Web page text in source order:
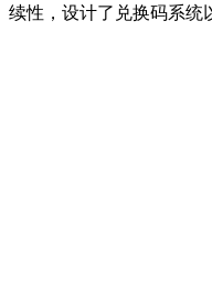
续性，设计了兑换码系统